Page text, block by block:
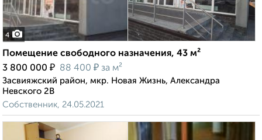
4
Помещение свободного назначения, 43 м²
3 800 000 ₽ 88 400 ₽ за м²
Засвияжский район, мкр. Новая Жизнь, Александра
Невского 2В
Собственник, 24.05.2021